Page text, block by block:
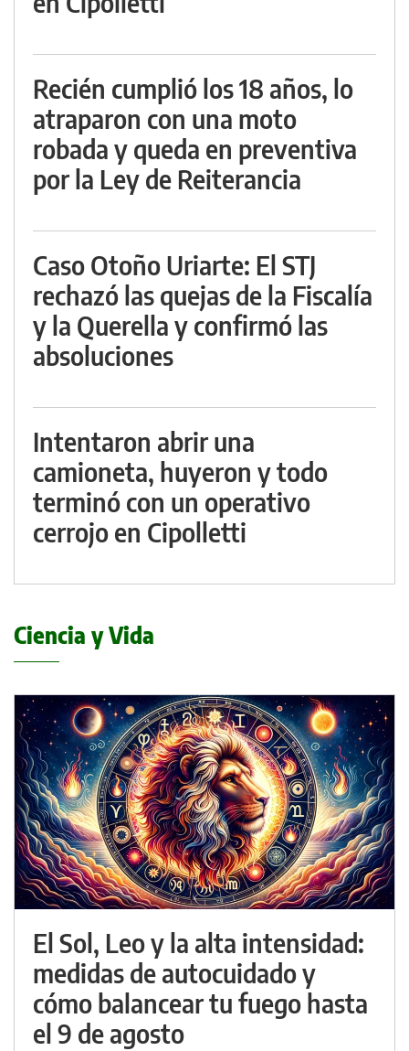
Recién cumplió los 18 años, lo
atraparon con una moto
robada y queda en preventiva
por la Ley de Reiterancia
Caso Otoño Uriarte: El STJ
rechazó las quejas de la Fiscalía
y la Querella y confirmó las
absoluciones
Intentaron abrir una
camioneta, huyeron y todo
terminó con un operativo
cerrojo en Cipolletti
Ciencia y Vida
El Sol, Leo y la alta intensidad:
medidas de autocuidado y
cómo balancear tu fuego hasta
el 9 de agosto